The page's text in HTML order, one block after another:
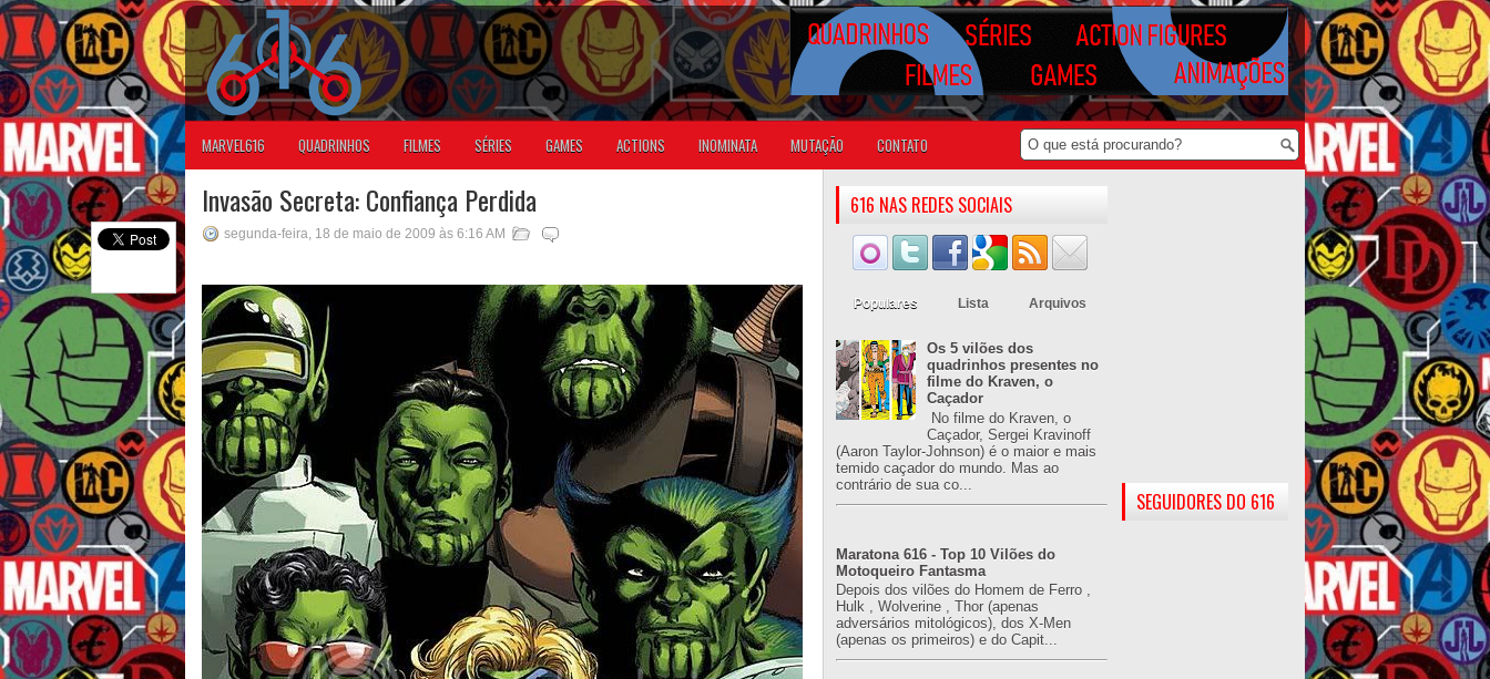
MARVEL616 QUADRINHOS FILMES SÉRIES GAMES ACTIONS INOMINATA MUTAÇÃO CONTATO
Invasão Secreta: Confiança Perdida
segunda-feira, 18 de maio de 2009 às 6:16 AM
616 NAS REDES SOCIAIS
Populares Lista Arquivos
Os 5 vilões dos
quadrinhos presentes no
filme do Kraven, o
Caçador
No filme do Kraven, o
Caçador, Sergei Kravinoff
(Aaron Taylor-Johnson) é o maior e mais
temido caçador do mundo. Mas ao
contrário de sua co...
Maratona 616 - Top 10 Vilões do
Motoqueiro Fantasma
Depois dos vilões do Homem de Ferro ,
Hulk , Wolverine , Thor (apenas
adversários mitológicos), dos X-Men
(apenas os primeiros) e do Capit...
SEGUIDORES DO 616